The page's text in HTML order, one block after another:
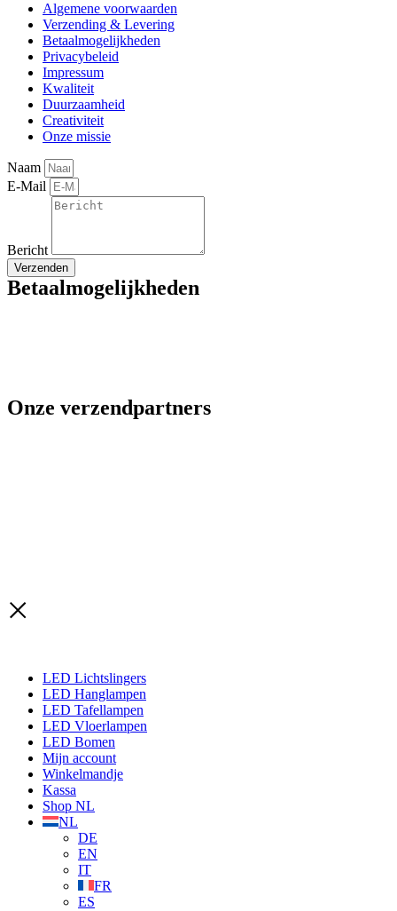
Algemene voorwaarden
Verzending & Levering
Betaalmogelijkheden
Privacybeleid
Impressum
Kwaliteit
Duurzaamheid
Creativiteit
Onze missie
Naam
E-Mail
Bericht
Verzenden
Betaalmogelijkheden
Onze verzendpartners
LED Lichtslingers
LED Hanglampen
LED Tafellampen
LED Vloerlampen
LED Bomen
Mijn account
Winkelmandje
Kassa
Shop NL
NL
DE
EN
IT
FR
ES